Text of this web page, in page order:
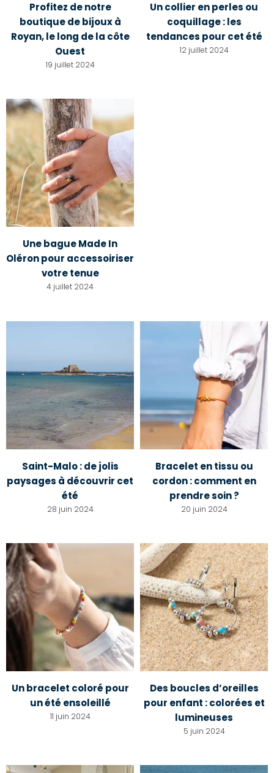
Profitez de notre
boutique de bijoux à
Royan, le long de la côte
Ouest
19 juillet 2024
Un collier en perles ou
coquillage : les
tendances pour cet été
12 juillet 2024
Une bague Made In
Oléron pour accessoiriser
votre tenue
4 juillet 2024
Saint-Malo : de jolis
paysages à découvrir cet
été
28 juin 2024
Bracelet en tissu ou
cordon : comment en
prendre soin ?
20 juin 2024
Un bracelet coloré pour
un été ensoleillé
11 juin 2024
Des boucles d’oreilles
pour enfant : colorées et
lumineuses
5 juin 2024